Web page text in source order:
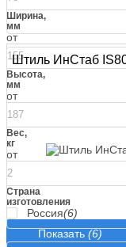
Ширина,
мм
от
Высота,
мм
от
Вес,
кг
от
Страна
изготовления
Россия(6)
Показать (6)
Штиль ИнСтаб